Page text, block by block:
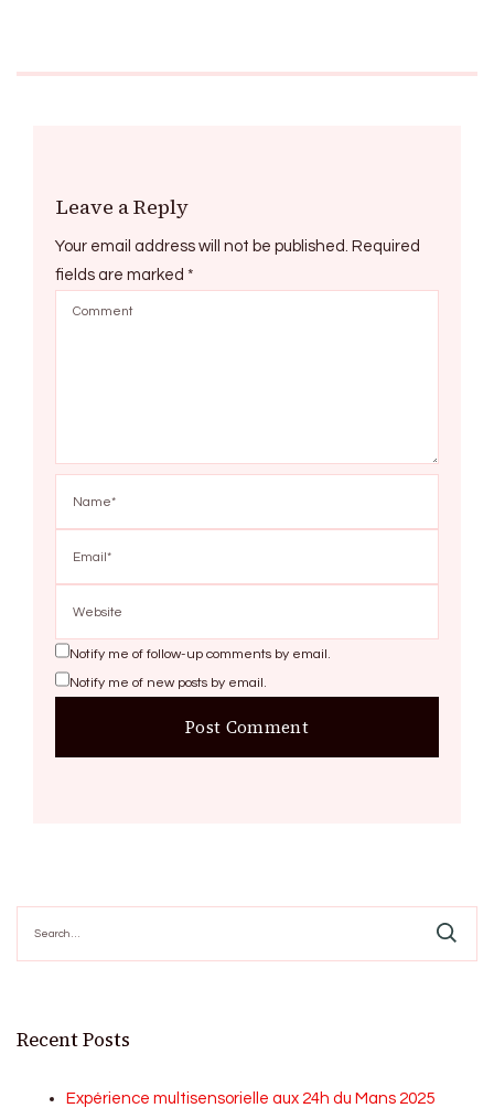
Leave a Reply
Your email address will not be published. Required
fields are marked *
Notify me of follow-up comments by email.
Notify me of new posts by email.
for:
Recent Posts
Expérience multisensorielle aux 24h du Mans 2025